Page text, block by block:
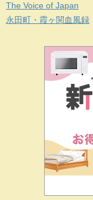
The Voice of Japan
永田町・霞ヶ関血風録